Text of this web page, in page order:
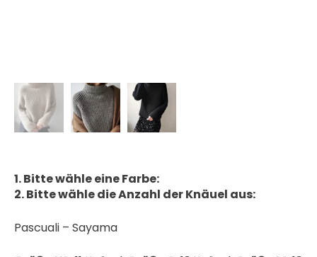
1. Bitte wähle eine Farbe:
2. Bitte wähle die Anzahl der Knäuel aus:
Pascuali – Sayama